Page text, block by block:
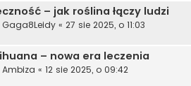
– jak roślina łączy ludzi
Gaga8Leidy « 27 sie 2025, o 11:03
– nowa era leczenia
Ambiza « 12 sie 2025, o 09:42